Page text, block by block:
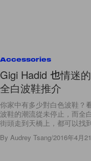
Accessories
Gigi Hadid 也情迷
全白波鞋推介
你家中有多少對白色波鞋？
波鞋的潮流從未停止，而全
街頭走到天橋上，都可以找
By Audrey Tsang/2016年4月